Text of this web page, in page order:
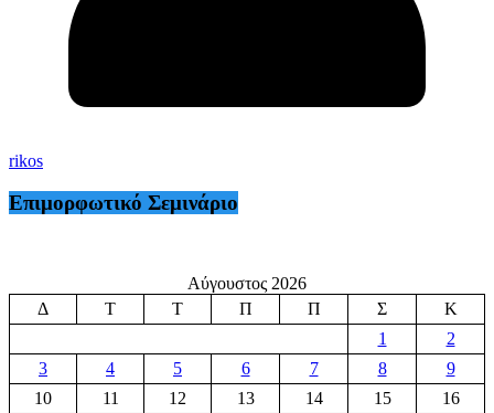
rikos
Επιμορφωτικό Σεμινάριο
Αύγουστος 2026
Δ
Τ Τ Π Π Σ
Κ
1
2
3
4 5 6 7 8
9
10
11 12 13 14 15
16